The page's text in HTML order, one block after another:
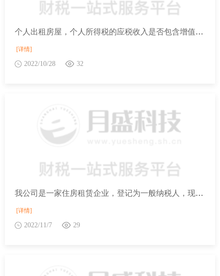
个人出租房屋，个人所得税的应税收入是否包含增值税？
[详情]
2022/10/28 32
我公司是一家住房租赁企业，登记为一般纳税人，现我公司除了向个人出租住房，还面向部分企业租户。请问，我公司出租住房收入均可以减按1.5%征收率缴纳增值税吗?
[详情]
2022/11/7 29